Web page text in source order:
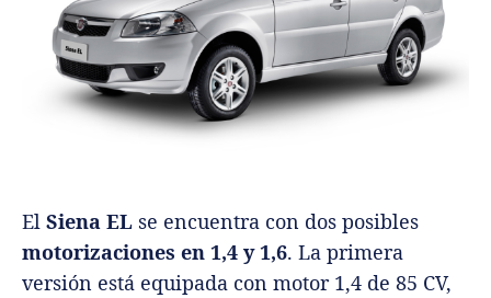
El Siena EL se encuentra con dos posibles
motorizaciones en 1,4 y 1,6. La primera
versión está equipada con motor 1,4 de 85 CV,